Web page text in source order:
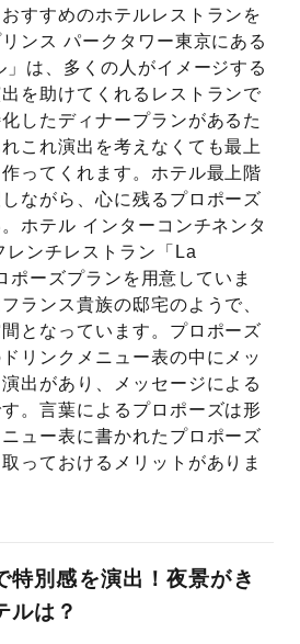
すすめのホテルレストランを
ンス パークタワー東京にある
」は、多くの人がイメージする
を助けてくれるレストランで
したディナープランがあるた
これ演出を考えなくても最上
ってくれます。ホテル最上階
ながら、心に残るプロポーズ
ホテル インターコンチネンタ
レンチレストラン「La
ポーズプランを用意していま
ランス貴族の邸宅のようで、
となっています。プロポーズ
リンクメニュー表の中にメッ
出があり、メッセージによる
。言葉によるプロポーズは形
ュー表に書かれたプロポーズ
っておけるメリットがありま
特別感を演出！夜景がき
ルは？